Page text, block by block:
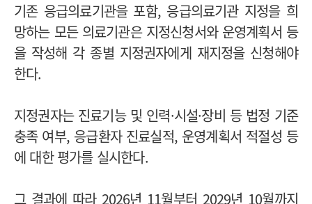
기존 응급의료기관을 포함, 응급의료기관 지정을 희
망하는 모든 의료기관은 지정신청서와 운영계획서 등
을 작성해 각 종별 지정권자에게 재지정을 신청해야
한다.
지정권자는 진료기능 및 인력·시설·장비 등 법정 기준
충족 여부, 응급환자 진료실적, 운영계획서 적절성 등
에 대한 평가를 실시한다.
그 결과에 따라 2026년 11월부터 2029년 10월까지